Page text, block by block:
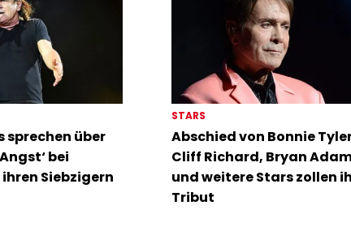
sprechen über
bei
Siebzigern
STARS
Abschied von Bonnie
Cliff Richard, Bryan
und weitere Stars zollen
Tribut